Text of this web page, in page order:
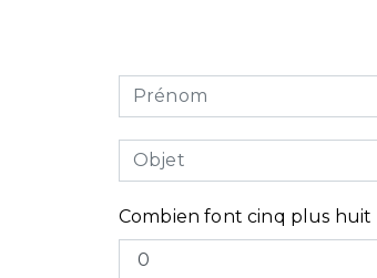
Combien font cinq plus huit